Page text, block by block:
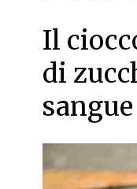
Il
di
sangue